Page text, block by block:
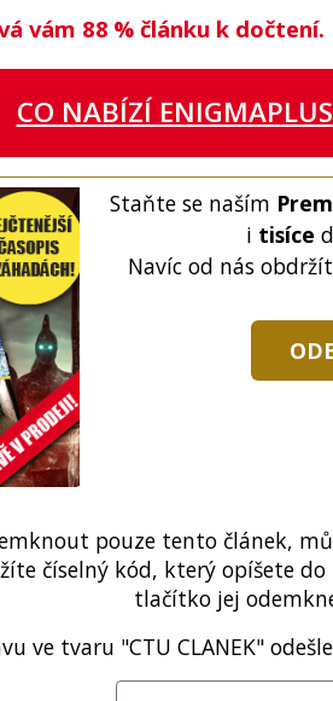
vám 88 %článku k dočtení.
CO NABÍZÍ
Staňte se naším
i tisíce
Navíc od nás
pouze tento článek,
číselný kód, který opíšete
tlačítko jej
ve tvaru "CTU CLANEK"